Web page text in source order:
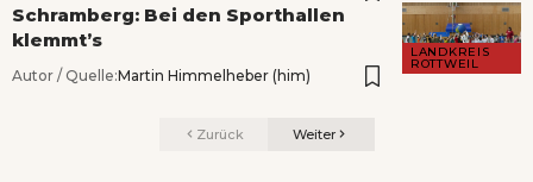
LANDKREIS
ROTTWEIL
Schramberg: Bei den Sporthallen
klemmt’s
Autor / Quelle:Martin Himmelheber (him)
Zurück Weiter